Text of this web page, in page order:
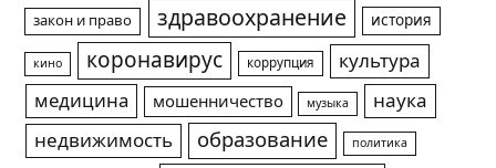
закон и право здравоохранение история
кино коронавирус коррупция
культура
медицина
мошенничество музыка
наука
недвижимость
образование политика